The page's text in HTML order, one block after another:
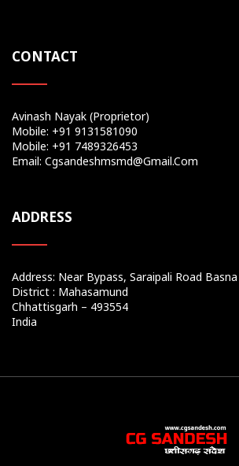
CONTACT
Avinash Nayak (Proprietor)
Mobile: +91 9131581090
Mobile: +91 7489326453
Email: Cgsandeshmsmd@gmail.com
ADDRESS
Address: Near Bypass, Saraipali Road Basna
District : Mahasamund
Chhattisgarh – 493554
India